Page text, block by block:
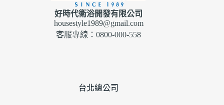
好時代衛浴開發有限公司
housestyle1989@gmail.com
客服專線：0800-000-558
台北總公司